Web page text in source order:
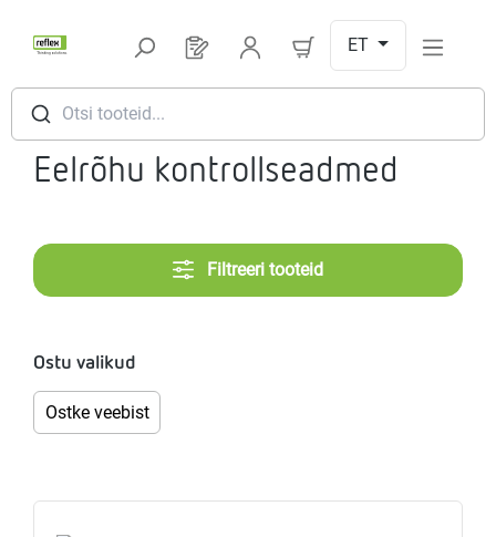
Otsi tooteid...
Sul on 0 toodet soovinimekirjas
ET
Eelrõhu kontrollseadmed
Filtreeri tooteid
Ostu valikud
Ostke veebist